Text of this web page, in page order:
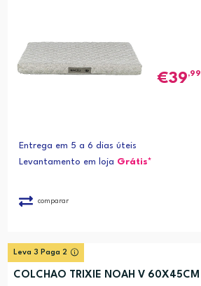
39,99
Entrega em 5 a 6 dias úteis
Levantamento em loja Grátis*
comparar
Leva 3 Paga 2
COLCHAO TRIXIE NOAH V 60X45CM